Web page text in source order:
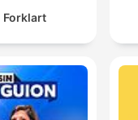
Forklart